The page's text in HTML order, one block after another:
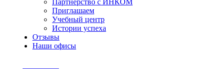
Партнерство с ИНКОМ
Приглашаем
Учебный центр
Истории успеха
Отзывы
Наши офисы